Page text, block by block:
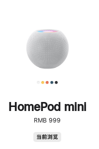
HomePod mini
RMB 999
当前浏览